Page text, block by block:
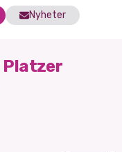
Nyheter
Platzer